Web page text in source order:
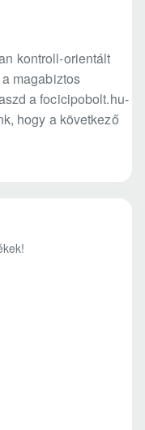
kontroll-orientált
magabiztos
a focicipobolt.hu-
hogy a következő